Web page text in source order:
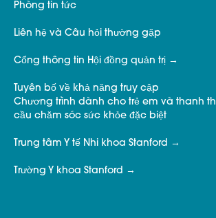
Phòng tin tức
Liên hệ và Câu hỏi thường gặp
Cổng thông tin Hội đồng quản trị
Tuyên bố về khả năng truy cập
Chương trình dành cho trẻ em và thanh
cầu chăm sóc sức khỏe đặc biệt
Trung tâm Y tế Nhi khoa Stanford
Trường Y khoa Stanford